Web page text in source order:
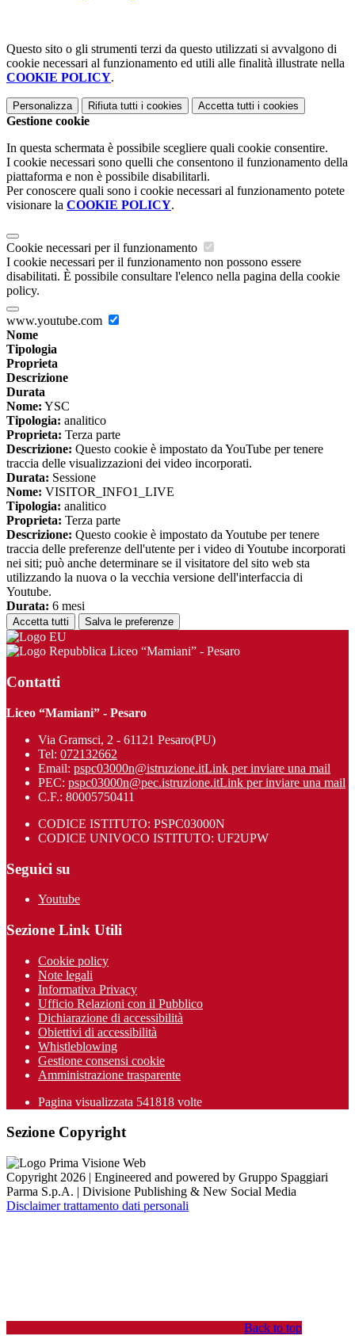
Questo sito o gli strumenti terzi da questo utilizzati si avvalgono di
cookie necessari al funzionamento ed utili alle finalità illustrate nella
COOKIE POLICY.
Personalizza Rifiuta tutti i cookies Accetta tutti i cookies
Gestione cookie
In questa schermata è possibile scegliere quali cookie consentire.
I cookie necessari sono quelli che consentono il funzionamento della
piattaforma e non è possibile disabilitarli.
Per conoscere quali sono i cookie necessari al funzionamento potete
visionare la COOKIE POLICY.
Cookie necessari per il funzionamento
I cookie necessari per il funzionamento non possono essere
disabilitati. È possibile consultare l'elenco nella pagina della cookie
policy.
www.youtube.com
Nome
Tipologia
Proprieta
Descrizione
Durata
Nome: YSC
Tipologia: analitico
Proprieta: Terza parte
Descrizione: Questo cookie è impostato da YouTube per tenere
traccia delle visualizzazioni dei video incorporati.
Durata: Sessione
Nome: VISITOR_INFO1_LIVE
Tipologia: analitico
Proprieta: Terza parte
Descrizione: Questo cookie è impostato da Youtube per tenere
traccia delle preferenze dell'utente per i video di Youtube incorporati
nei siti; può anche determinare se il visitatore del sito web sta
utilizzando la nuova o la vecchia versione dell'interfaccia di
Youtube.
Durata: 6 mesi
Accetta tutti Salva le preferenze
Liceo “Mamiani” - Pesaro
Contatti
Liceo “Mamiani” - Pesaro
Via Gramsci, 2 - 61121 Pesaro(PU)
Tel: 072132662
Email: pspc03000n@istruzione.itLink per inviare una mail
PEC: pspc03000n@pec.istruzione.itLink per inviare una mail
C.F.: 80005750411
CODICE ISTITUTO: PSPC03000N
CODICE UNIVOCO ISTITUTO: UF2UPW
Seguici su
Youtube
Sezione Link Utili
Cookie policy
Note legali
Informativa Privacy
Ufficio Relazioni con il Pubblico
Dichiarazione di accessibilità
Obiettivi di accessibilità
Whistleblowing
Gestione consensi cookie
Amministrazione trasparente
Pagina visualizzata 541818 volte
Sezione Copyright
Copyright 2026 | Engineered and powered by Gruppo Spaggiari
Parma S.p.A. | Divisione Publishing & New Social Media
Disclaimer trattamento dati personali
Back to top